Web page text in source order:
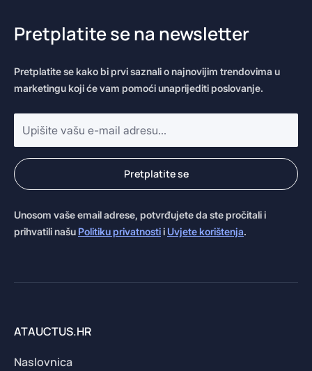
Pretplatite se na newsletter
Pretplatite se kako bi prvi saznali o najnovijim trendovima u
marketingu koji će vam pomoći unaprijediti poslovanje.
E-
mail
adresa
*
Pretplatite se
Unosom vaše email adrese, potvrđujete da ste pročitali i
prihvatili našu Politiku privatnostii Uvjete korištenja.
ATAUCTUS.HR
Naslovnica